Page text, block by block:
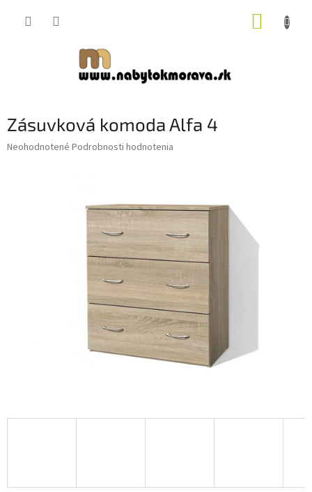
Zásuvková komoda Alfa 4
Priemerné
Neohodnotené Podrobnosti hodnotenia